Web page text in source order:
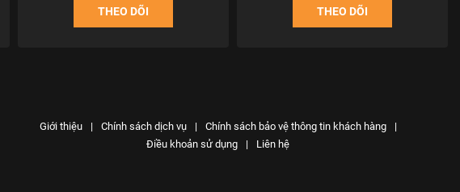
THEO DÕI THEO DÕI
Giới thiệu | Chính sách dịch vụ | Chính sách bảo vệ thông tin khách hàng
|
Điều khoản sử dụng
| Liên hệ